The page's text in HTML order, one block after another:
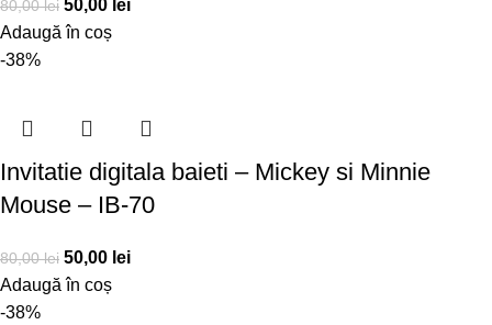
80,00lei 50,00 lei
Adaugă în coș
-38%
Invitatie digitala baieti – Mickey si Minnie
Mouse – IB-70
80,00lei 50,00 lei
Adaugă în coș
-38%